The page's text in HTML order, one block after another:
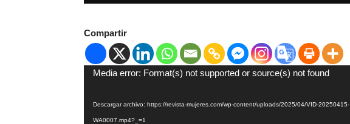
Compartir
Reproductor
vídeo
Media error: Format(s) not supported or source(s) not found
Descargar archivo: https://revista-mujeres.com/wp-content/uploads/2025/04/VID-20250415-
WA0007.mp4?_=1